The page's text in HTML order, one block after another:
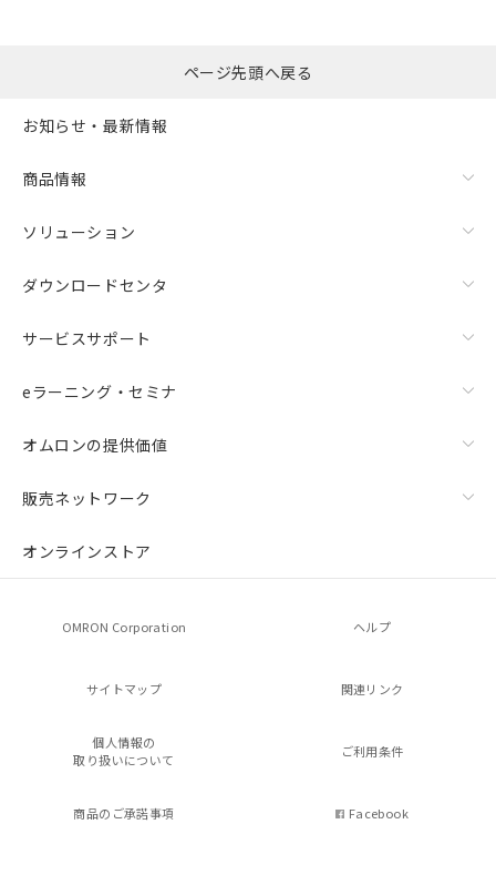
ページ先頭へ戻る
お知らせ・最新情報
商品情報
ソリューション
ダウンロードセンタ
サービスサポート
eラーニング・セミナ
オムロンの提供価値
販売ネットワーク
オンラインストア
OMRON Corporation ヘルプ
サイトマップ 関連リンク
個人情報の
取り扱いについて
ご利用条件
商品のご承諾事項 Facebook